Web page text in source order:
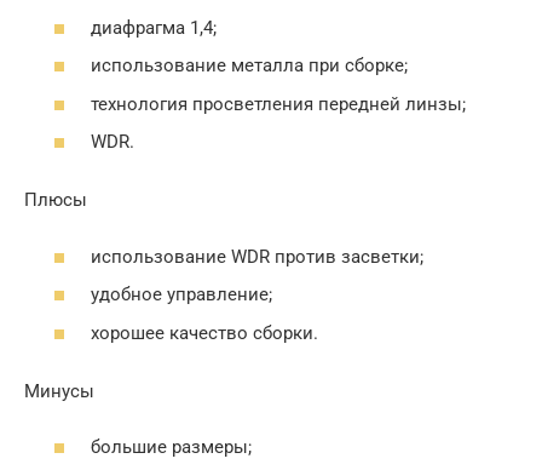
диафрагма 1,4;
использование металла при сборке;
технология просветления передней линзы;
WDR.
Плюсы
использование WDR против засветки;
удобное управление;
хорошее качество сборки.
Минусы
большие размеры;